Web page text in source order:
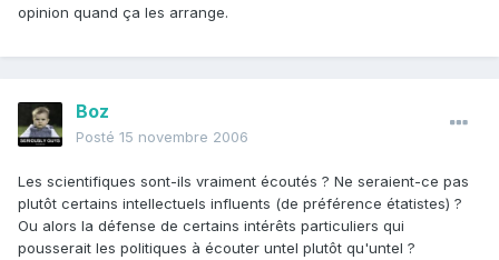
opinion quand ça les arrange.
Boz
Posté 15 novembre 2006
Les scientifiques sont-ils vraiment écoutés ? Ne seraient-ce pas
plutôt certains intellectuels influents (de préférence étatistes) ?
Ou alors la défense de certains intérêts particuliers qui
pousserait les politiques à écouter untel plutôt qu'untel ?